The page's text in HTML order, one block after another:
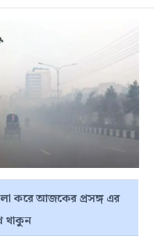
করে আজকের প্রসঙ্গ এর
থাকুন